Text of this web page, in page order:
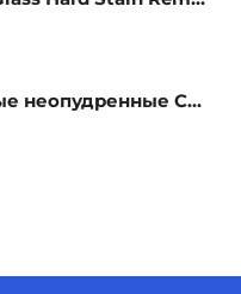
Перчатки виниловые неопудренные CTP-BS, размер S